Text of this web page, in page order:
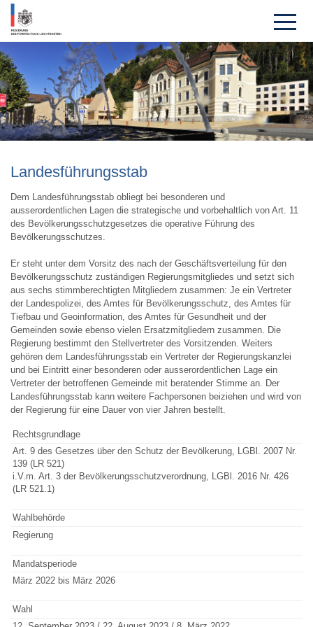
Landesfüh­rungs­stab
Dem Landesführungsstab obliegt bei besonderen und
ausserordentlichen Lagen die strategische und vorbehaltlich von Art. 11
des Bevölkerungsschutzgesetzes die operative Führung des
Bevölkerungsschutzes.
Er steht unter dem Vorsitz des nach der Geschäftsverteilung für den
Bevölkerungsschutz zuständigen Regierungsmitgliedes und setzt sich
aus sechs stimmberechtigten Mitgliedern zusammen: Je ein Vertreter
der Landespolizei, des Amtes für Bevölkerungsschutz, des Amtes für
Tiefbau und Geoinformation, des Amtes für Gesundheit und der
Gemeinden sowie ebenso vielen Ersatzmitgliedern zusammen. Die
Regierung bestimmt den Stellvertreter des Vorsitzenden. Weiters
gehören dem Landesführungsstab ein Vertreter der Regierungskanzlei
und bei Eintritt einer besonderen oder ausserordentlichen Lage ein
Vertreter der betroffenen Gemeinde mit beratender Stimme an. Der
Landesführungsstab kann weitere Fachpersonen beiziehen und wird von
der Regierung für eine Dauer von vier Jahren bestellt.
Rechtsgrundlage
Art. 9 des Gesetzes über den Schutz der Bevölkerung, LGBl. 2007 Nr.
139 (LR 521)
i.V.m. Art. 3 der Bevölkerungsschutzverordnung, LGBl. 2016 Nr. 426
(LR 521.1)
Wahlbehörde
Regierung
Mandatsperiode
März 2022 bis März 2026
Wahl